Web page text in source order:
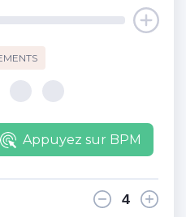
Appuyez sur BPM